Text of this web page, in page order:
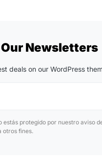
Newsletters
deals on our WordPress
estás protegido por nuestro aviso
otros fines.